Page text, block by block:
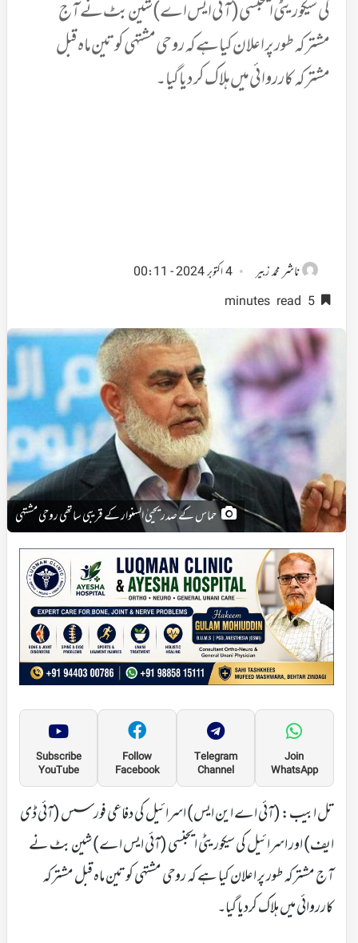
کی سیکوریٹی ایجنسی (آئی ایس اے) شین بٹ نے آج
مشترکہ طور پر اعلان کیا ہے کہ روحی مشتہی کو تین ماہ قبل
مشترکہ کارروائی میں ہلاک کردیا گیا۔
ناشرمحمد زبیر
4 اکتوبر 2024 - 00:11
5 minutes read
حماس کے صدر یحییٰ السنوار کے قریبی ساتھی روحی مشتہی
Join
WhatsApp
Telegram
Channel
Follow
Facebook
Subscribe
YouTube
تل ابیب: (آئی اے این ایس) اسرائیل کی دفاعی فورسس (آئی ڈی
ایف) اور اسرائیل کی سیکوریٹی ایجنسی (آئی ایس اے) شین بٹ نے
آج مشترکہ طور پر اعلان کیا ہے کہ روحی مشتہی کو تین ماہ قبل مشترکہ
کارروائی میں ہلاک کردیا گیا۔